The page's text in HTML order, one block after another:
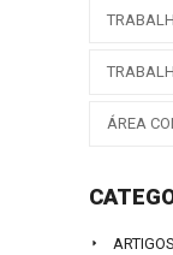
ÁREA
ARTIGOS